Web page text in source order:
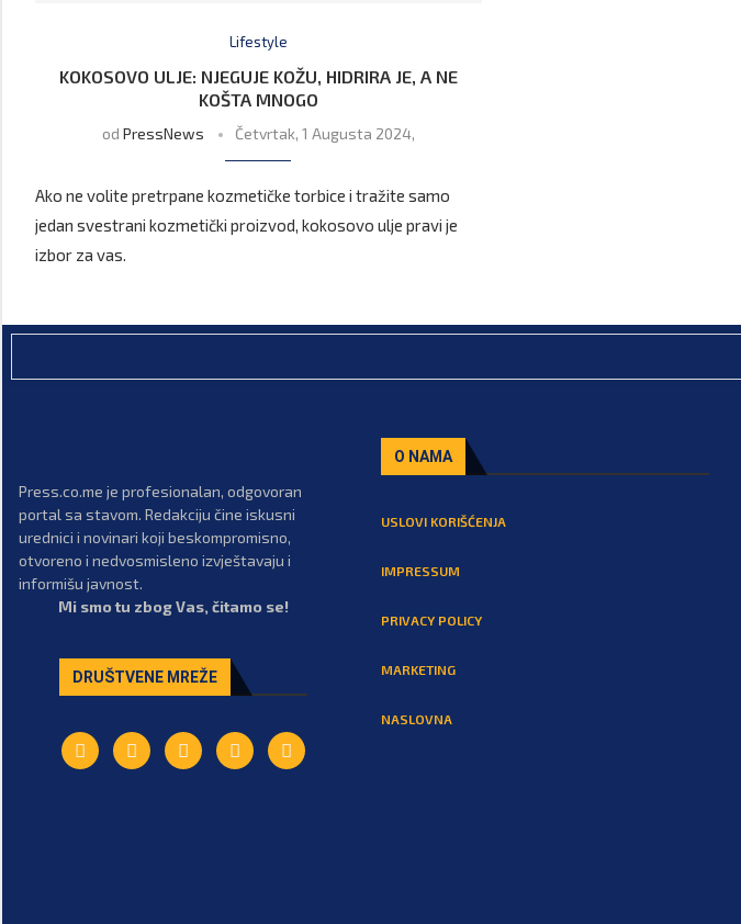
Lifestyle
KOKOSOVO ULJE: NJEGUJE KOŽU, HIDRIRA JE, A NE
KOŠTA MNOGO
od PressNews Četvrtak, 1 Augusta 2024,
Ako ne volite pretrpane kozmetičke torbice i tražite samo
jedan svestrani kozmetički proizvod, kokosovo ulje pravi je
izbor za vas.
Press.co.me je profesionalan, odgovoran
portal sa stavom. Redakciju čine iskusni
urednici i novinari koji beskompromisno,
otvoreno i nedvosmisleno izvještavaju i
informišu javnost.
Mi smo tu zbog Vas, čitamo se!
DRUŠTVENE MREŽE
O NAMA
USLOVI KORIŠĆENJA
IMPRESSUM
PRIVACY POLICY
MARKETING
NASLOVNA